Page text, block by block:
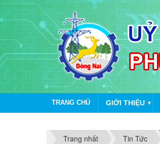
TRANG CHỦ GIỚI THIỆU ▼
Trang nhất
Tin Tức